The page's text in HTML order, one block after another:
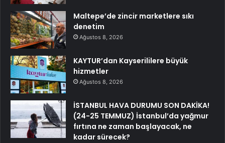
Maltepe’de zincir marketlere sıkı
denetim
Ağustos 8, 2026
KAYTUR’dan Kayserililere büyük
hizmetler
Ağustos 8, 2026
İSTANBUL HAVA DURUMU SON DAKİKA!
(24-25 TEMMUZ) İstanbul’da yağmur
fırtına ne zaman başlayacak, ne
kadar sürecek?